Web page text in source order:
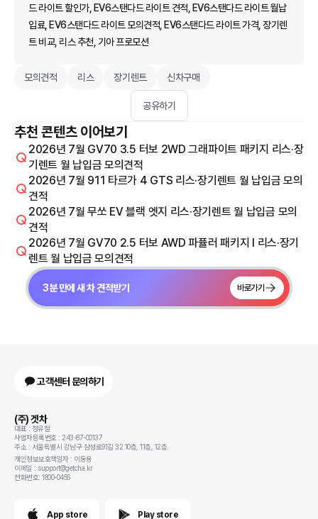
드 라이트 할인가, EV6스탠다드 라이트 견적, EV6스탠다드 라이트 월납
입료, EV6스탠다드 라이트 모의견적, EV6스탠다드 라이트 가격, 장기렌
트 비교, 리스 추천, 기아 프로모션
모의견적 리스 장기렌트 신차구매
공유하기
추천 콘텐츠 이어보기
2026년 7월 GV70 3.5 터보 2WD 그래파이트 패키지 리스·장
기렌트 월 납입금 모의견적
2026년 7월 911 타르가 4 GTS 리스·장기렌트 월 납입금 모의
견적
2026년 7월 무쏘 EV 블랙 엣지 리스·장기렌트 월 납입금 모의
견적
2026년 7월 GV70 2.5 터보 AWD 파퓰러 패키지 I 리스·장기
렌트 월 납입금 모의견적
3분 만에 새 차 견적받기 바로가기
고객센터 문의하기
(주) 겟차
대표 : 정유철
사업자등록번호 : 243-87-00137
주소 : 서울특별시 강남구 삼성로91길 32 10층, 11층, 12층
개인정보보호책임자 : 이동용
이메일 : support@getcha.kr
전화번호: 1800-0456
App store Play store